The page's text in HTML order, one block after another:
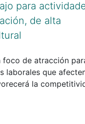
para
de alta
foco de atracción
laborales que
la
de investigadores